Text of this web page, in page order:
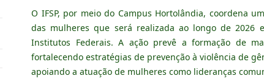
O IFSP, por meio do Campus Hortolândia, coordena
das mulheres que será realizada ao longo de
Institutos Federais. A ação prevê a formação de
fortalecendo estratégias de prevenção à violência de
apoiando a atuação de mulheres como lideranças